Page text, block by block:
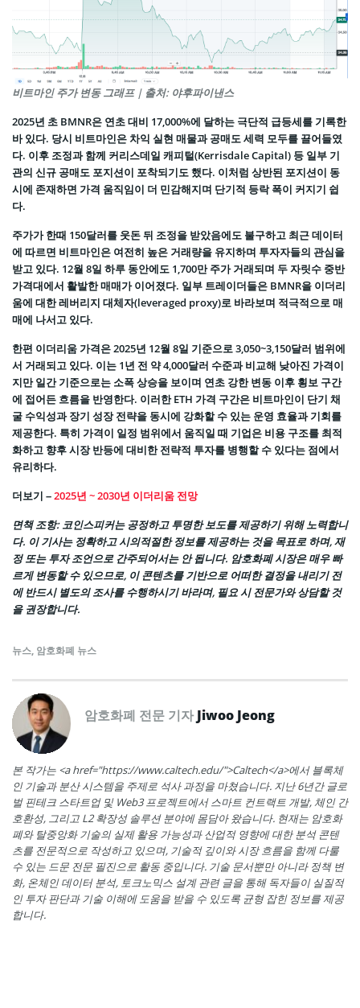
비트마인 주가 변동 그래프 | 출처: 야후파이낸스
2025년 초 BMNR은 연초 대비 17,000%에 달하는 극단적 급등세를 기록한
바 있다. 당시 비트마인은 차익 실현 매물과 공매도 세력 모두를 끌어들였
다. 이후 조정과 함께 커리스데일 캐피털(Kerrisdale Capital) 등 일부 기
관의 신규 공매도 포지션이 포착되기도 했다. 이처럼 상반된 포지션이 동
시에 존재하면 가격 움직임이 더 민감해지며 단기적 등락 폭이 커지기 쉽
다.
주가가 한때 150달러를 웃돈 뒤 조정을 받았음에도 불구하고 최근 데이터
에 따르면 비트마인은 여전히 높은 거래량을 유지하며 투자자들의 관심을
받고 있다. 12월 8일 하루 동안에도 1,700만 주가 거래되며 두 자릿수 중반
가격대에서 활발한 매매가 이어졌다. 일부 트레이더들은 BMNR을 이더리
움에 대한 레버리지 대체자(leveraged proxy)로 바라보며 적극적으로 매
매에 나서고 있다.
한편 이더리움 가격은 2025년 12월 8일 기준으로 3,050~3,150달러 범위에
서 거래되고 있다. 이는 1년 전 약 4,000달러 수준과 비교해 낮아진 가격이
지만 일간 기준으로는 소폭 상승을 보이며 연초 강한 변동 이후 횡보 구간
에 접어든 흐름을 반영한다. 이러한 ETH 가격 구간은 비트마인이 단기 채
굴 수익성과 장기 성장 전략을 동시에 강화할 수 있는 운영 효율과 기회를
제공한다. 특히 가격이 일정 범위에서 움직일 때 기업은 비용 구조를 최적
화하고 향후 시장 반등에 대비한 전략적 투자를 병행할 수 있다는 점에서
유리하다.
더보기 –2025년 ~ 2030년 이더리움 전망
면책 조항: 코인스피커는 공정하고 투명한 보도를 제공하기 위해 노력합니
다. 이 기사는 정확하고 시의적절한 정보를 제공하는 것을 목표로 하며, 재
정 또는 투자 조언으로 간주되어서는 안 됩니다. 암호화폐 시장은 매우 빠
르게 변동할 수 있으므로, 이 콘텐츠를 기반으로 어떠한 결정을 내리기 전
에 반드시 별도의 조사를 수행하시기 바라며, 필요 시 전문가와 상담할 것
을 권장합니다.
뉴스, 암호화폐 뉴스
암호화폐 전문 기자Jiwoo Jeong
본 작가는 <a href="https://www.caltech.edu/">Caltech</a>에서 블록체
인 기술과 분산 시스템을 주제로 석사 과정을 마쳤습니다. 지난 6년간 글로
벌 핀테크 스타트업 및 Web3 프로젝트에서 스마트 컨트랙트 개발, 체인 간
호환성, 그리고 L2 확장성 솔루션 분야에 몸담아 왔습니다. 현재는 암호화
폐와 탈중앙화 기술의 실제 활용 가능성과 산업적 영향에 대한 분석 콘텐
츠를 전문적으로 작성하고 있으며, 기술적 깊이와 시장 흐름을 함께 다룰
수 있는 드문 전문 필진으로 활동 중입니다. 기술 문서뿐만 아니라 정책 변
화, 온체인 데이터 분석, 토크노믹스 설계 관련 글을 통해 독자들이 실질적
인 투자 판단과 기술 이해에 도움을 받을 수 있도록 균형 잡힌 정보를 제공
합니다.